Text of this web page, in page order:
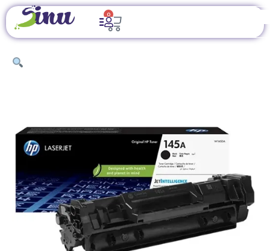
0
HP 145A LASERJET ORIGINAL, HASTA 1,700 PAGINAS W145A